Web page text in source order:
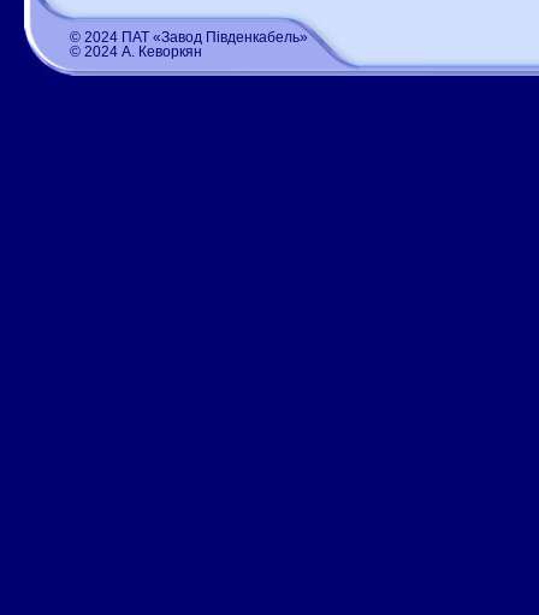
© 2024 ПАТ «Завод Південкабель»
© 2024 А. Кеворкян